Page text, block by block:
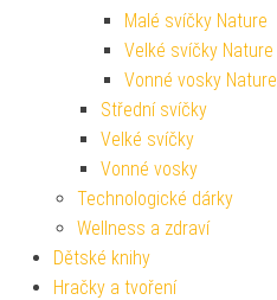
Malé svíčky Nature
Velké svíčky Nature
Vonné vosky Nature
Střední svíčky
Velké svíčky
Vonné vosky
Technologické dárky
Wellness a zdraví
Dětské knihy
Hračky a tvoření